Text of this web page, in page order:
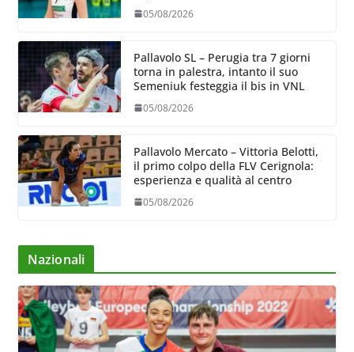
05/08/2026
Pallavolo SL – Perugia tra 7 giorni
torna in palestra, intanto il suo
Semeniuk festeggia il bis in VNL
05/08/2026
Pallavolo Mercato – Vittoria Belotti,
il primo colpo della FLV Cerignola:
esperienza e qualità al centro
05/08/2026
Nazionali